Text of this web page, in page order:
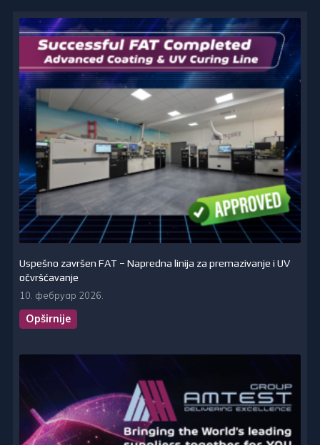
Uspešno završen FAT – Napredna linija za premazivanje i UV
očvršćavanje
10. фебруар 2026.
Opširnije